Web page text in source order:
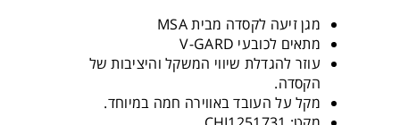
מגן זיעה לקסדה מבית MSA
מתאים לכובעי V-GARD
עוזר להגדלת שיווי המשקל והיציבות של
הקסדה.
מקל על העובד באווירה חמה במיוחד.